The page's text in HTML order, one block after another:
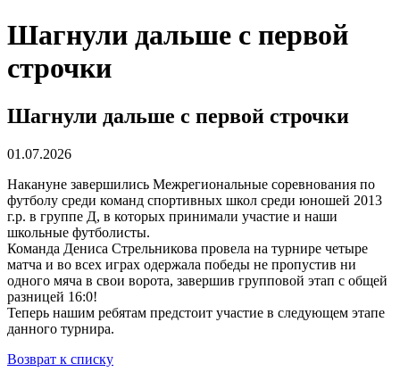
Шагнули дальше с первой
строчки
Шагнули дальше с первой строчки
01.07.2026
Накануне завершились Межрегиональные соревнования по
футболу среди команд спортивных школ среди юношей 2013
г.р. в группе Д, в которых принимали участие и наши
школьные футболисты.
Команда Дениса Стрельникова провела на турнире четыре
матча и во всех играх одержала победы не пропустив ни
одного мяча в свои ворота, завершив групповой этап с общей
разницей 16:0!
Теперь нашим ребятам предстоит участие в следующем этапе
данного турнира.
Возврат к списку